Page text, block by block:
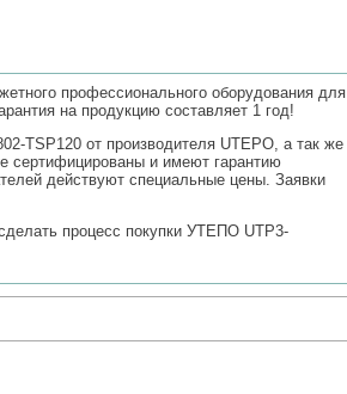
профессионального оборудования для
на продукцию составляет 1 год!
TSP120 от производителя UTEPO, а так же
сертифицированы и имеют гарантию
действуют специальные цены. Заявки
процесс покупки УТЕПО UTP3-